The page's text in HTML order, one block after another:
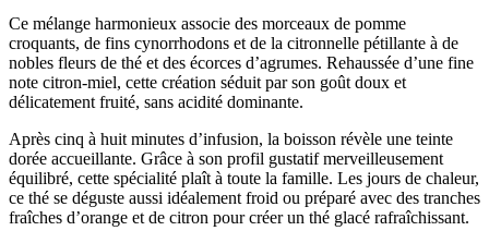
Ce mélange harmonieux associe des morceaux de pomme
croquants, de fins cynorrhodons et de la citronnelle pétillante à de
nobles fleurs de thé et des écorces d’agrumes. Rehaussée d’une fine
note citron-miel, cette création séduit par son goût doux et
délicatement fruité, sans acidité dominante.
Après cinq à huit minutes d’infusion, la boisson révèle une teinte
dorée accueillante. Grâce à son profil gustatif merveilleusement
équilibré, cette spécialité plaît à toute la famille. Les jours de chaleur,
ce thé se déguste aussi idéalement froid ou préparé avec des tranches
fraîches d’orange et de citron pour créer un thé glacé rafraîchissant.